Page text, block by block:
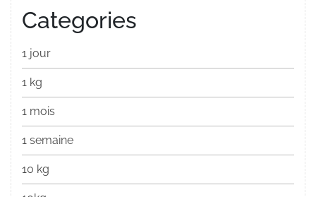
Categories
1 jour
1 kg
1 mois
1 semaine
10 kg